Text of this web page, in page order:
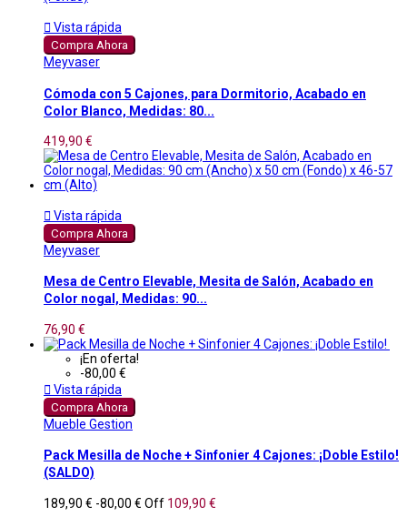
 Vista rápida
Compra Ahora
Meyvaser
Cómoda con 5 Cajones, para Dormitorio, Acabado en
Color Blanco, Medidas: 80...
419,90 €
 Vista rápida
Compra Ahora
Meyvaser
Mesa de Centro Elevable, Mesita de Salón, Acabado en
Color nogal, Medidas: 90...
76,90 €
¡En oferta!
-80,00 €
 Vista rápida
Compra Ahora
Mueble Gestion
Pack Mesilla de Noche + Sinfonier 4 Cajones: ¡Doble Estilo!
(SALDO)
189,90 € -80,00 € Off 109,90 €